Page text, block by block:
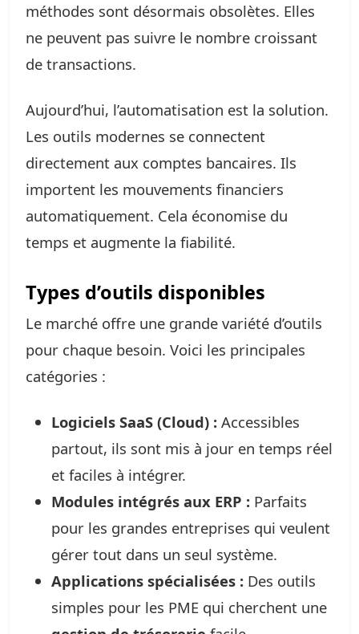
méthodes sont désormais obsolètes. Elles
ne peuvent pas suivre le nombre croissant
de transactions.
Aujourd’hui, l’automatisation est la solution.
Les outils modernes se connectent
directement aux comptes bancaires. Ils
importent les mouvements financiers
automatiquement. Cela économise du
temps et augmente la fiabilité.
Types d’outils disponibles
Le marché offre une grande variété d’outils
pour chaque besoin. Voici les principales
catégories :
Logiciels SaaS (Cloud) : Accessibles
partout, ils sont mis à jour en temps réel
et faciles à intégrer.
Modules intégrés aux ERP : Parfaits
pour les grandes entreprises qui veulent
gérer tout dans un seul système.
Applications spécialisées : Des outils
simples pour les PME qui cherchent une